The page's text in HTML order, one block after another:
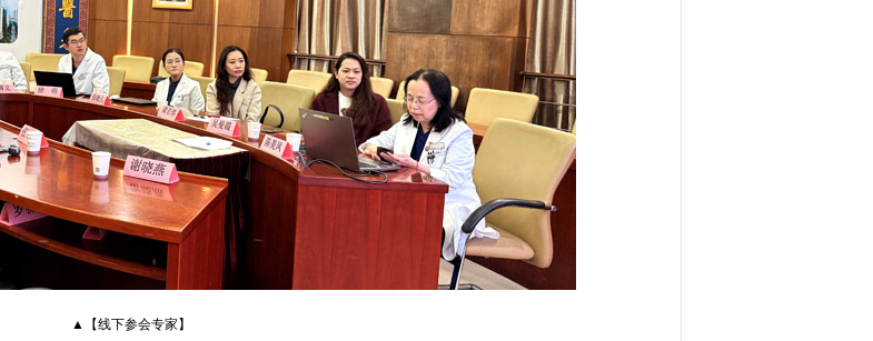
▲【线下参会专家】